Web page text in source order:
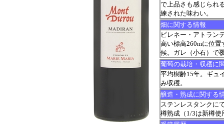
で上品さも感じられ
練された味わい。
畑に関する情報
ピレネー・アトラン
高い標高260mに位
候。ガレ（小石）で
葡萄の栽培・収穫に
平均樹齢15年。ギュ
み収穫。
醸造・熟成に関する
ステンレスタンクに
樽熟成（1/3は新樽使